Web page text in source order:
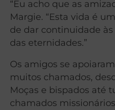
“Eu acho que as
Margie. “Esta vida é
de dar continuidade
das eternidades.”
Os amigos se
muitos chamados,
Moças e bispados até
chamados